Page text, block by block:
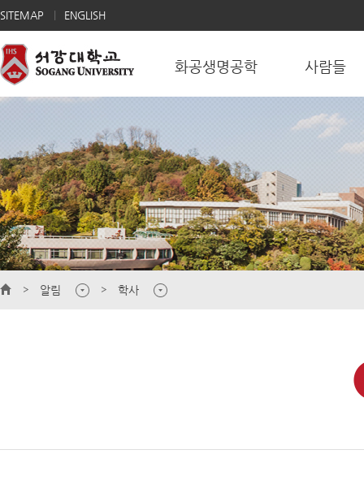
SITEMAP ENGLISH
화공생명공학 사람들
알림 학사